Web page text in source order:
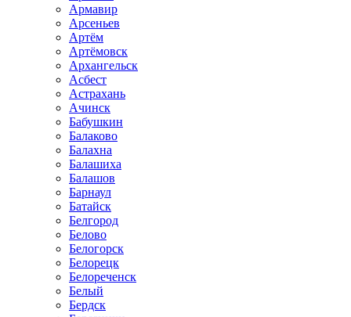
Армавир
Арсеньев
Артём
Артёмовск
Архангельск
Асбест
Астрахань
Ачинск
Бабушкин
Балаково
Балахна
Балашиха
Балашов
Барнаул
Батайск
Белгород
Белово
Белогорск
Белорецк
Белореченск
Белый
Бердск